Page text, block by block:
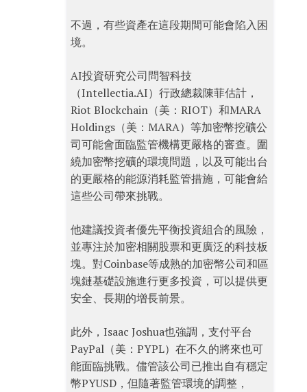
不過，有些資產在這段期間可能會陷入困
境。
AI投資研究公司問智科技
（Intellectia.AI）行政總裁陳菲估計，
Riot Blockchain（美：RIOT）和MARA
Holdings（美：MARA）等加密幣挖礦公
司可能會面臨監管機構更嚴格的審查。圍
繞加密幣挖礦的環境問題，以及可能出台
的更嚴格的能源消耗監管措施，可能會給
這些公司帶來挑戰。
他建議投資者優先平衡投資組合的風險，
並專注於加密相關股票和更廣泛的科技板
塊。對Coinbase等成熟的加密幣公司和區
塊鏈基礎設施進行更多投資，可以提供更
安全、長期的增長前景。
此外，Isaac Joshua也強調，支付平台
PayPal（美：PYPL）在不久的將來也可
能面臨挑戰。儘管該公司已推出自有穩定
幣PYUSD，但隨著監管環境的調整，